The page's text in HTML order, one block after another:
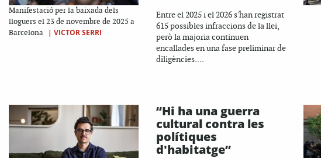
Manifestació per la baixada dels
lloguers el 23 de novembre de 2025 a
Barcelona
| VICTOR SERRI
Entre el 2025 i el 2026 s'han registrat
615 possibles infraccions de la llei,
però la majoria continuen
encallades en una fase preliminar de
diligències....
“Hi ha una guerra
cultural contra les
polítiques
d'habitatge”